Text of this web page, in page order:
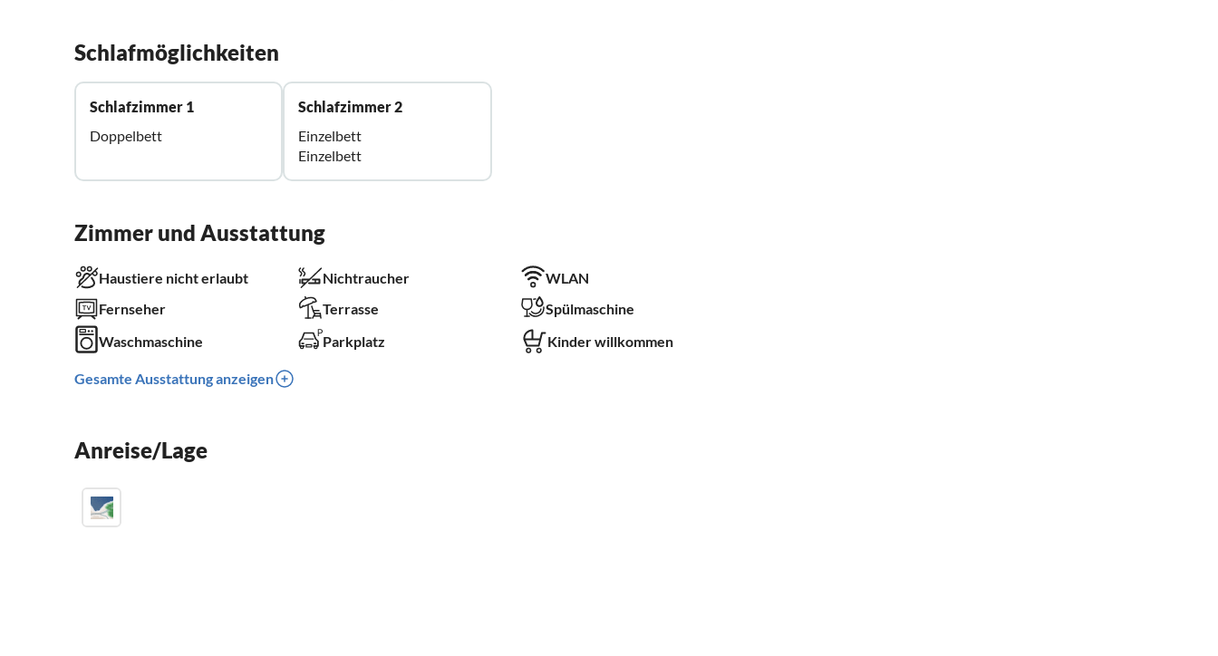
Schlafmöglichkeiten
Schlafzimmer 1
Doppelbett
Schlafzimmer 2
Einzelbett
Einzelbett
Zimmer und Ausstattung
Haustiere nicht erlaubt Nichtraucher
WLAN
Fernseher
Terrasse
Spülmaschine
Waschmaschine
Parkplatz Kinder willkommen
Gesamte Ausstattung anzeigen
Anreise/Lage